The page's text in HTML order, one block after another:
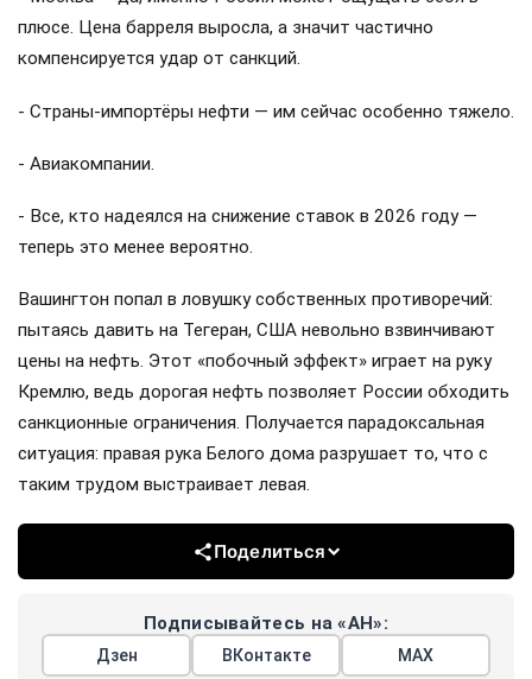
плюсе. Цена барреля выросла, а значит частично
компенсируется удар от санкций.
- Страны-импортёры нефти — им сейчас особенно тяжело.
- Авиакомпании.
- Все, кто надеялся на снижение ставок в 2026 году —
теперь это менее вероятно.
Вашингтон попал в ловушку собственных противоречий:
пытаясь давить на Тегеран, США невольно взвинчивают
цены на нефть. Этот «побочный эффект» играет на руку
Кремлю, ведь дорогая нефть позволяет России обходить
санкционные ограничения. Получается парадоксальная
ситуация: правая рука Белого дома разрушает то, что с
таким трудом выстраивает левая.
Поделиться
Подписывайтесь на «АН»:
Дзен ВКонтакте МАХ